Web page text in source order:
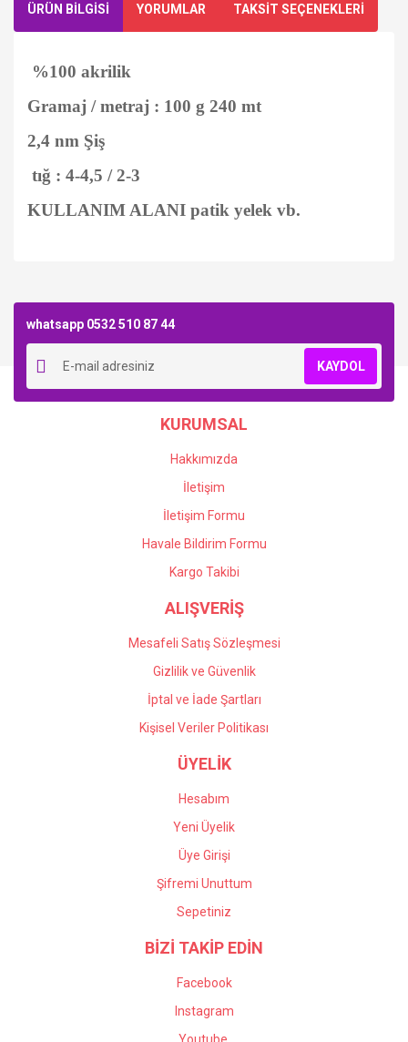
ÜRÜN BİLGİSİ YORUMLAR TAKSİT SEÇENEKLERİ
%100 akrilik
Gramaj / metraj : 100 g 240 mt
2,4 nm Şiş
tığ : 4-4,5 / 2-3
KULLANIM ALANI patik yelek vb.
whatsapp 0532 510 87 44
KAYDOL
KURUMSAL
Hakkımızda
İletişim
İletişim Formu
Havale Bildirim Formu
Kargo Takibi
ALIŞVERİŞ
Mesafeli Satış Sözleşmesi
Gizlilik ve Güvenlik
İptal ve İade Şartları
Kişisel Veriler Politikası
ÜYELİK
Hesabım
Yeni Üyelik
Üye Girişi
Şifremi Unuttum
Sepetiniz
BİZİ TAKİP EDİN
Facebook
Instagram